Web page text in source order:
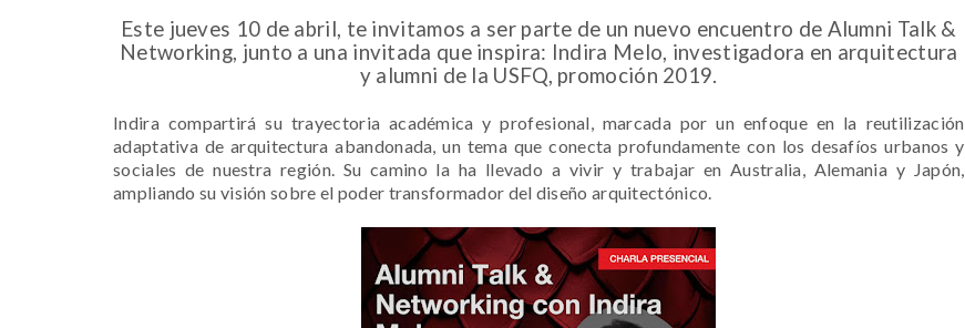
Este jueves 10 de abril, te invitamos a ser parte de un nuevo encuentro de Alumni Talk &
Networking, junto a una invitada que inspira: Indira Melo, investigadora en arquitectura
y alumni de la USFQ, promoción 2019.
Indira compartirá su trayectoria académica y profesional, marcada por un enfoque en la reutilización
adaptativa de arquitectura abandonada, un tema que conecta profundamente con los desafíos urbanos y
sociales de nuestra región. Su camino la ha llevado a vivir y trabajar en Australia, Alemania y Japón,
ampliando su visión sobre el poder transformador del diseño arquitectónico.